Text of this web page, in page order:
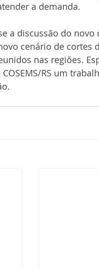
a demanda.
a discussão do
cenário de
nas regiões.
RS um